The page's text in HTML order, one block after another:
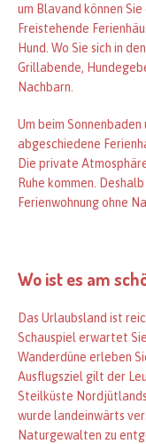
um Blavand können
Freistehende
Hund. Wo Sie sich in
Grillabende,
Nachbarn.
Um beim
abgeschiedene
Die private
Ruhe kommen.
Ferienwohnung ohne
Wo ist es am
Das Urlaubsland ist
Schauspiel erwartet
Wanderdüne erleben
Ausflugsziel gilt der
Steilküste
wurde landeinwärts
Naturgewalten zu